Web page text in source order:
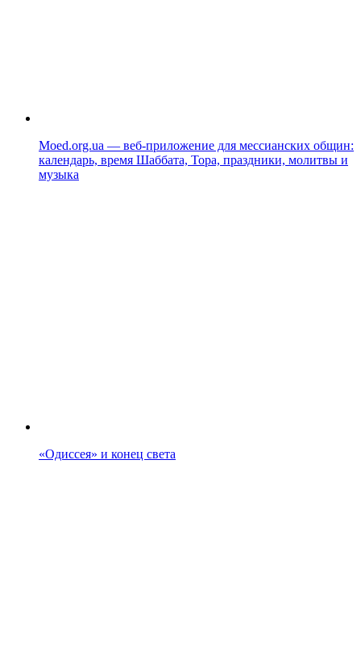
Moed.org.ua — веб-приложение для мессианских общин:
календарь, время Шаббата, Тора, праздники, молитвы и
музыка
«Одиссея» и конец света